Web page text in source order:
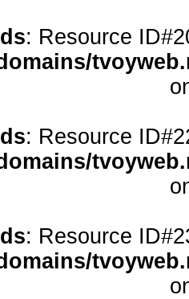
: Resource
: Resource
: Resource